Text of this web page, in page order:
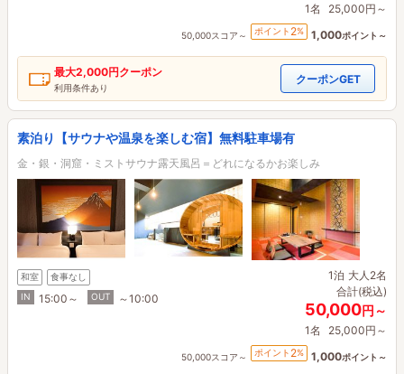
1名 25,000円～
50,000スコア～ ポイント 2% 1,000ポイント～
最大2,000円クーポン
利用条件あり
クーポンGET
素泊り【サウナや温泉を楽しむ宿】無料駐車場有
金・銀・洞窟・ミストサウナ露天風呂＝どれになるかお楽しみ
和室
食事なし
IN
15:00～ OUT ～10:00
1泊 大人2名
合計(税込)
50,000円～
1名 25,000円～
50,000スコア～ ポイント 2% 1,000ポイント～